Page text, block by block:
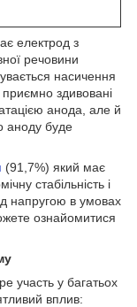
електрод з
речовини
насичення
здивовані
анода, але й
аноду буде
(91,7%) який має
стабільність і
напругою в умовах
ознайомитися
участь у багатьох
вплив: